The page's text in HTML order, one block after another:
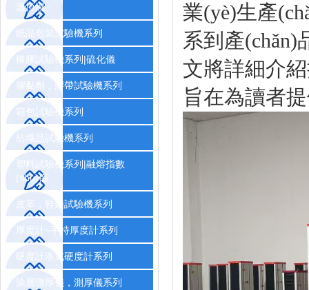
溫恒濕
紙品包裝試驗機系列
橡膠試驗機系列|硫化儀
膠黏劑，膠帶試驗機系列
箱包試驗機系列
紡織品試驗機系列
塑料試驗機系列|融熔指數
(shù)儀
皮革，鞋類試驗機系列
厚度計~手持厚度計系列
硬度計洛式硬度計系列
涂層測厚儀，測厚儀系列
業(yè)生產
系到產(chǎn)
文將詳細介紹
旨在為讀者